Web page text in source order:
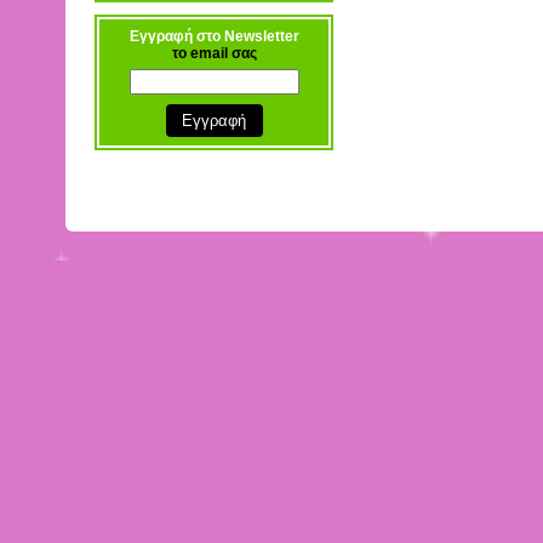
Εγγραφή στο Newsletter
το email σας